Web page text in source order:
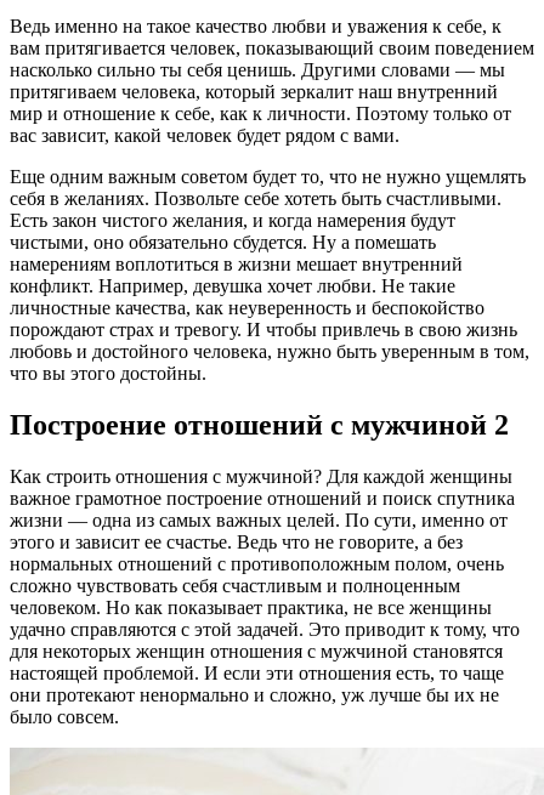
Ведь именно на такое качество любви и уважения к себе, к
вам притягивается человек, показывающий своим поведением
насколько сильно ты себя ценишь. Другими словами — мы
притягиваем человека, который зеркалит наш внутренний
мир и отношение к себе, как к личности. Поэтому только от
вас зависит, какой человек будет рядом с вами.
Еще одним важным советом будет то, что не нужно ущемлять
себя в желаниях. Позвольте себе хотеть быть счастливыми.
Есть закон чистого желания, и когда намерения будут
чистыми, оно обязательно сбудется. Ну а помешать
намерениям воплотиться в жизни мешает внутренний
конфликт. Например, девушка хочет любви. Не такие
личностные качества, как неуверенность и беспокойство
порождают страх и тревогу. И чтобы привлечь в свою жизнь
любовь и достойного человека, нужно быть уверенным в том,
что вы этого достойны.
Построение отношений с мужчиной 2
Как строить отношения с мужчиной? Для каждой женщины
важное грамотное построение отношений и поиск спутника
жизни — одна из самых важных целей. По сути, именно от
этого и зависит ее счастье. Ведь что не говорите, а без
нормальных отношений с противоположным полом, очень
сложно чувствовать себя счастливым и полноценным
человеком. Но как показывает практика, не все женщины
удачно справляются с этой задачей. Это приводит к тому, что
для некоторых женщин отношения с мужчиной становятся
настоящей проблемой. И если эти отношения есть, то чаще
они протекают ненормально и сложно, уж лучше бы их не
было совсем.